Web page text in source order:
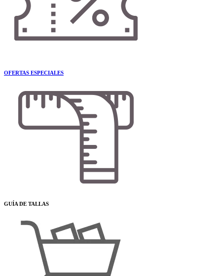
OFERTAS ESPECIALES
GUÍA DE TALLAS